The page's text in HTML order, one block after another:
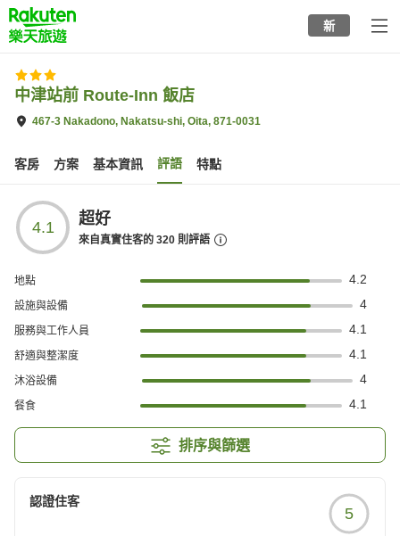
to
top
page
新
中津站前 Route-Inn 飯店
467-3 Nakadono, Nakatsu-shi, Oita, 871-0031
客房 方案 基本資訊 評語 特點
4.1 超好
來自真實住客的 320 則評語
地點 4.2
設施與設備 4
服務與工作人員 4.1
舒適與整潔度 4.1
沐浴設備 4
餐食 4.1
排序與篩選
認證住客
5